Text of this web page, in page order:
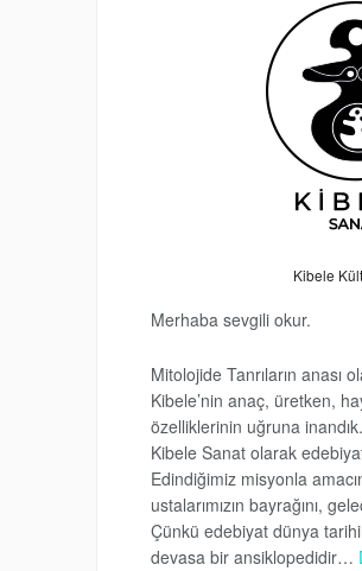
Kibele
Merhaba sevgili okur.
Mitolojide Tanrıların anası
Kibele’nin anaç, üretken,
özelliklerinin uğruna
Kibele Sanat olarak
Edindiğimiz misyonla
ustalarımızın bayrağını,
Çünkü edebiyat dünya
devasa bir ansiklopedidir…